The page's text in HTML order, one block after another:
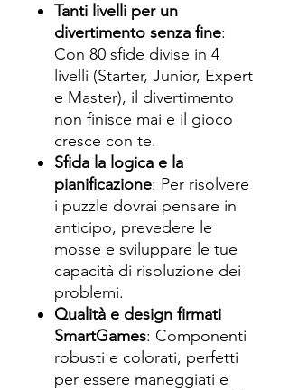
Tanti livelli per un
divertimento senza fine:
Con 80 sfide divise in 4
livelli (Starter, Junior, Expert
e Master), il divertimento
non finisce mai e il gioco
cresce con te.
Sfida la logica e la
pianificazione: Per risolvere
i puzzle dovrai pensare in
anticipo, prevedere le
mosse e sviluppare le tue
capacità di risoluzione dei
problemi.
Qualità e design firmati
SmartGames: Componenti
robusti e colorati, perfetti
per essere maneggiati e